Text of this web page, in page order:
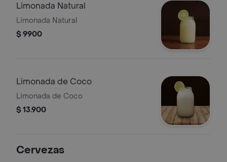
Limonada Natural
Limonada Natural
$ 9900
Limonada de Coco
Limonada de Coco
$ 13.900
Cervezas